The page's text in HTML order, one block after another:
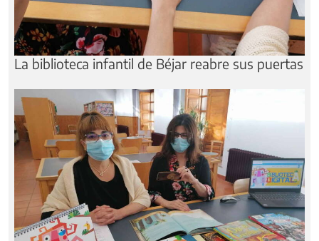
La biblioteca infantil de Béjar reabre sus puertas